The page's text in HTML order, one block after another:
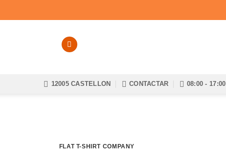
12005 CASTELLON CONTACTAR 08:00 - 17:00
FLAT T-SHIRT COMPANY